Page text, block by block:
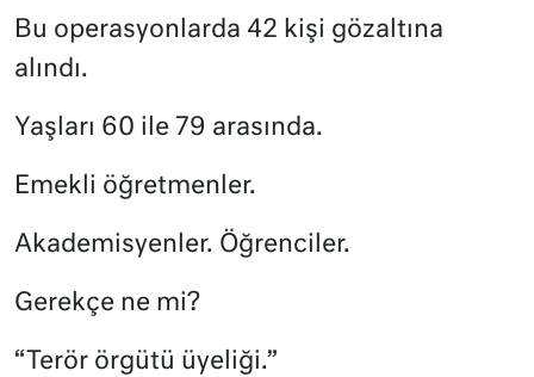
Bu operasyonlarda 42 kişi gözaltına
alındı.
Yaşları 60 ile 79 arasında.
Emekli öğretmenler.
Akademisyenler. Öğrenciler.
Gerekçe ne mi?
“Terör örgütü üyeliği.”